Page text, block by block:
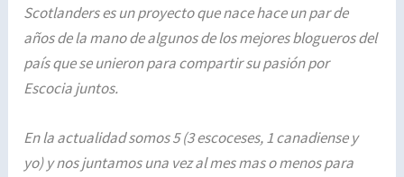
Scotlanders es un proyecto que nace hace un par de
años de la mano de algunos de los mejores blogueros del
país que se unieron para compartir su pasión por
Escocia juntos.
En la actualidad somos 5 (3 escoceses, 1 canadiense y
yo) y nos juntamos una vez al mes mas o menos para